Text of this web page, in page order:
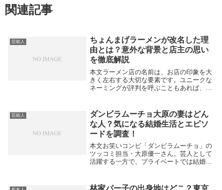
関連記事
芸能人
ちょんまげラーメンが改名した理
由とは？意外な背景と店主の思い
を徹底解説
本文ラーメン店の名前は、お店の印象を大
きく左右する大切な要素です。ユニークな
ネーミングが評判を呼ぶこともあれば、時
ょんまげラーメン」の改名理由について、
詳しく掘り下...
芸能人
ダンビラムーチョ大原の妻はどん
な人？気になる結婚生活とエピソ
ードを調査！
本文お笑いコンビ「ダンビラムーチョ」の
ツッコミ担当・大原優一さん。芸人として
活躍する一方で、プライベートでは結婚し
です。今回は「ダンビラムーチョ 大原
林家パー子の出身地はどこ？東京